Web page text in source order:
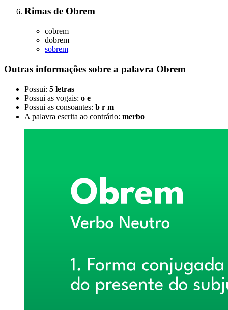
Rimas de Obrem
cobrem
dobrem
sobrem
Outras informações sobre a palavra Obrem
Possui: 5 letras
Possui as vogais: o e
Possui as consoantes: b r m
A palavra escrita ao contrário: merbo